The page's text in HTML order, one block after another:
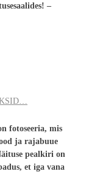
–
fotoseeria, mis
ja rajabuue
pealkiri on
et iga vana